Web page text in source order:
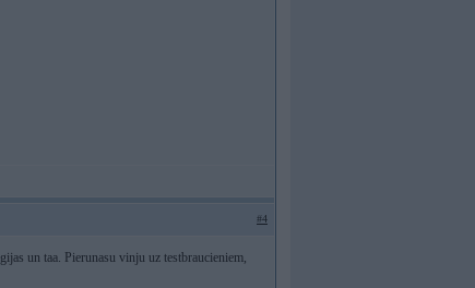
#4
un taa. Pierunasu vinju uz testbraucieniem,